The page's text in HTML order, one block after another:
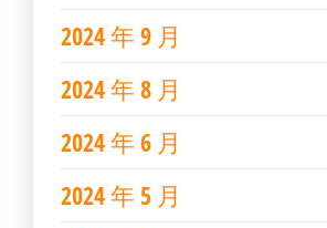
2024 年 9 月
2024 年 8 月
2024 年 6 月
2024 年 5 月